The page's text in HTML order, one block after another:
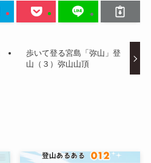
歩いて登る宮島「弥山」登
山（３）弥山山頂